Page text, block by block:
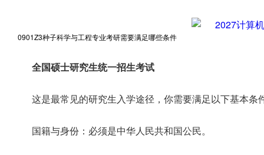
0901Z3种子科学与工程专业考研需要满足哪些条件
全国硕士研究生统一招生考试
这是最常见的研究生入学途径，你需要满足以下基本条
国籍与身份：必须是中华人民共和国公民。